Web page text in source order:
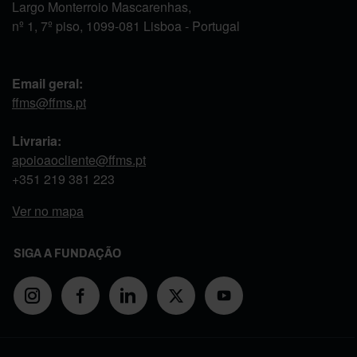
Largo Monterroio Mascarenhas,
nº 1, 7º piso, 1099-081 Lisboa - Portugal
Email geral:
ffms@ffms.pt
Livraria:
apoioaocliente@ffms.pt
+351 219 381 223
Ver no mapa
SIGA A FUNDAÇÃO